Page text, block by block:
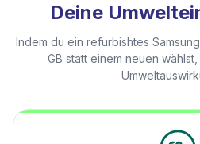
Deine
Indem du ein refurbishtes
GB statt einem neuen